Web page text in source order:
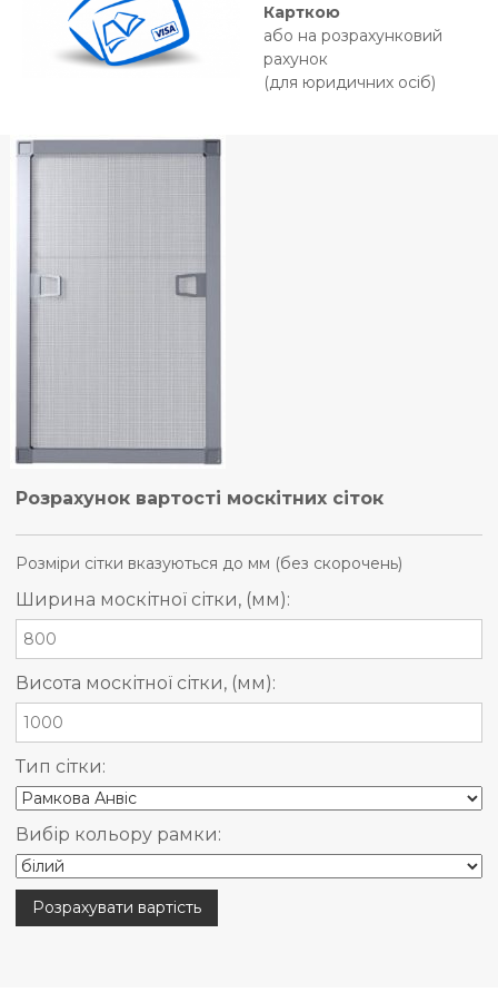
Карткою
або на розрахунковий
рахунок
(для юридичних осіб)
Розрахунок вартості москітних сіток
Розміри сітки вказуються до мм (без скорочень)
Ширина москітної сітки, (мм):
Висота москітної сітки, (мм):
Тип сітки:
Вибір кольору рамки: